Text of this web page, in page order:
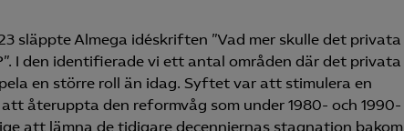
släppte Almega idéskriften ”Vad mer skulle det privata
I den identifierade vi ett antal områden där det privata
en större roll än idag. Syftet var att stimulera en
återuppta den reformvåg som under 1980- och 1990-
att lämna de tidigare decenniernas stagnation bakom